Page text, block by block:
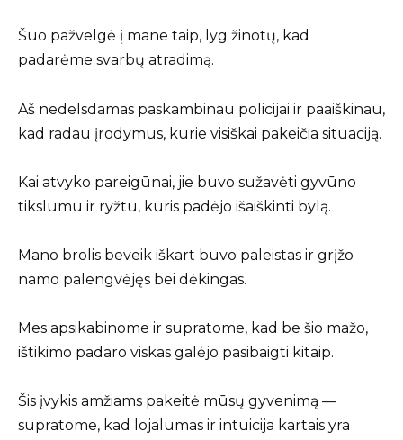
Šuo pažvelgė į mane taip, lyg žinotų, kad
padarėme svarbų atradimą.
Aš nedelsdamas paskambinau policijai ir paaiškinau,
kad radau įrodymus, kurie visiškai pakeičia situaciją.
Kai atvyko pareigūnai, jie buvo sužavėti gyvūno
tikslumu ir ryžtu, kuris padėjo išaiškinti bylą.
Mano brolis beveik iškart buvo paleistas ir grįžo
namo palengvėjęs bei dėkingas.
Mes apsikabinome ir supratome, kad be šio mažo,
ištikimo padaro viskas galėjo pasibaigti kitaip.
Šis įvykis amžiams pakeitė mūsų gyvenimą —
supratome, kad lojalumas ir intuicija kartais yra